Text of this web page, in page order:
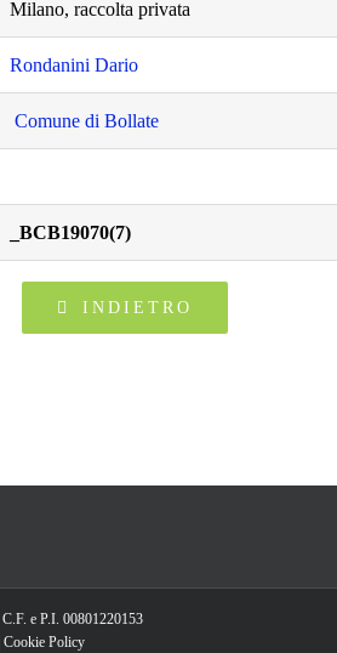
Milano, raccolta privata
Rondanini Dario
Comune di Bollate
_BCB19070(7)
INDIETRO
e P.I. 00801220153
Cookie Policy